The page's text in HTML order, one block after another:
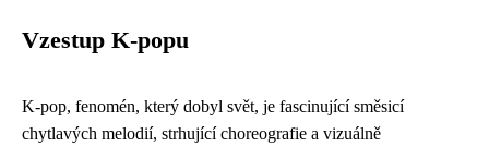
Vzestup K-popu
K-pop, fenomén, který dobyl svět, je fascinující směsicí
chytlavých melodií, strhující choreografie a vizuálně